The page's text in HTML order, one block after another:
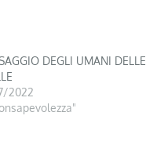
DEGLI UMANI DELLE
2022